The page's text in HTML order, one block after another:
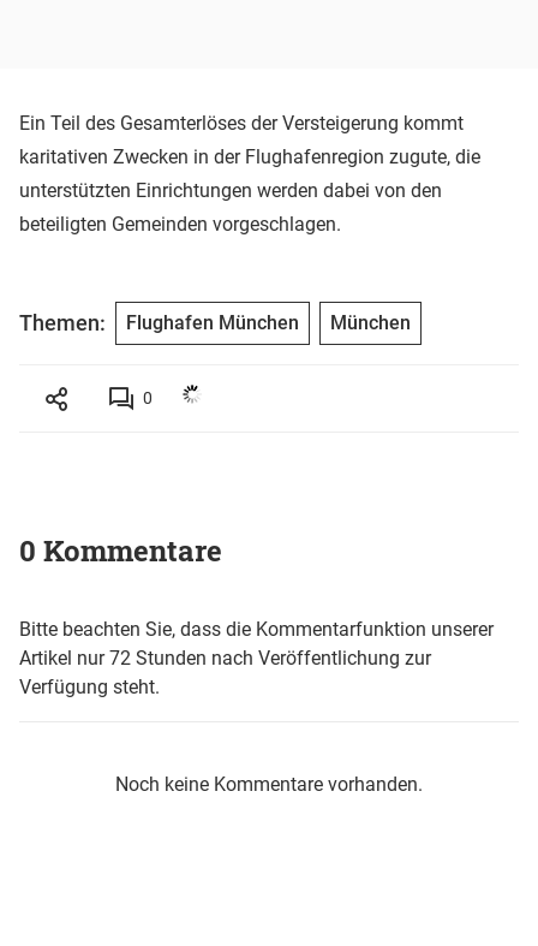
Ein Teil des Gesamterlöses der Versteigerung kommt
karitativen Zwecken in der Flughafenregion zugute, die
unterstützten Einrichtungen werden dabei von den
beteiligten Gemeinden vorgeschlagen.
Themen: Flughafen München München
0
0 Kommentare
Bitte beachten Sie, dass die Kommentarfunktion unserer
Artikel nur 72 Stunden nach Veröffentlichung zur
Verfügung steht.
Noch keine Kommentare vorhanden.